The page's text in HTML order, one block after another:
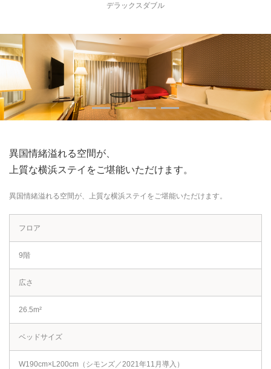
デラックスダブル
異国情緒溢れる空間が、
上質な横浜ステイをご堪能いただけます。
異国情緒溢れる空間が、上質な横浜ステイをご堪能いただけます。
フロア
9階
広さ
26.5m²
ベッドサイズ
W190cm×L200cm（シモンズ／2021年11月導入）